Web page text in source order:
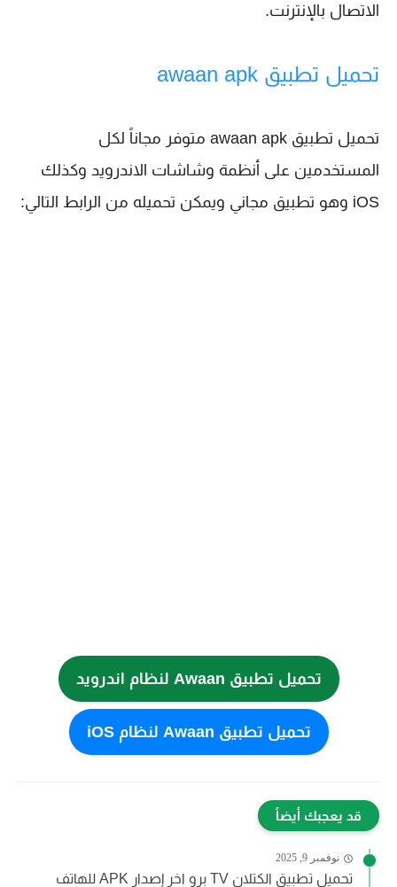
الاتصال بالإنترنت.
تحميل تطبيق awaan apk
تحميل تطبيق awaan apk متوفر مجاناً لكل
المستخدمين على أنظمة وشاشات الاندرويد وكذلك
iOS وهو تطبيق مجاني ويمكن تحميله من الرابط التالي:
تحميل تطبيق Awaan لنظام اندرويد
تحميل تطبيق Awaan لنظام iOS
قد يعجبك أيضاً
نوفمبر 9, 2025
تحميل تطبيق الكتلان TV برو اخر إصدار APK للهاتف